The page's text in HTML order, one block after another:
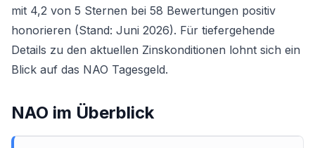
mit 4,2 von 5 Sternen bei 58 Bewertungen positiv
honorieren (Stand: Juni 2026). Für tiefergehende
Details zu den aktuellen Zinskonditionen lohnt sich ein
Blick auf das NAO Tagesgeld.
NAO im Überblick